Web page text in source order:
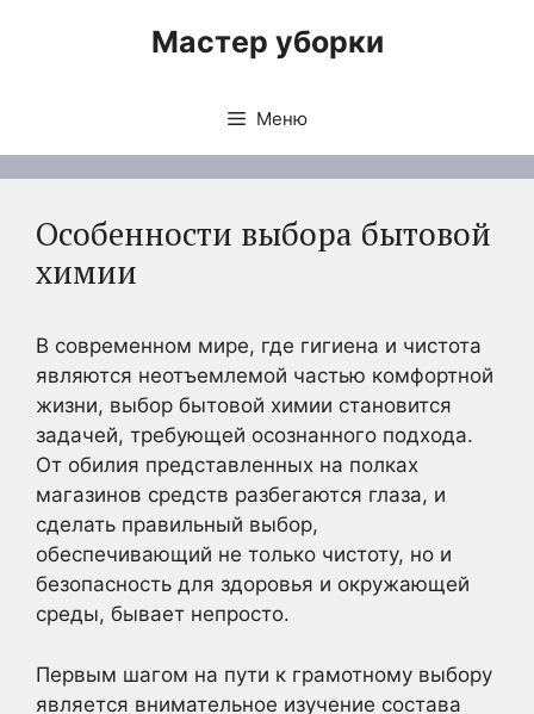
Мастер уборки
Меню
Особенности выбора бытовой
химии
В современном мире, где гигиена и чистота
являются неотъемлемой частью комфортной
жизни, выбор бытовой химии становится
задачей, требующей осознанного подхода.
От обилия представленных на полках
магазинов средств разбегаются глаза, и
сделать правильный выбор,
обеспечивающий не только чистоту, но и
безопасность для здоровья и окружающей
среды, бывает непросто.
Первым шагом на пути к грамотному выбору
является внимательное изучение состава